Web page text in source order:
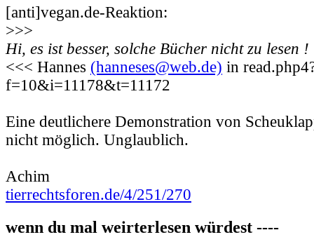
[anti]vegan.de-Reaktion:
>>>
Hi, es ist besser, solche Bücher nicht zu lesen !
<<< Hannes (hanneses@web.de) in
f=10&i=11178&t=11172
Eine deutlichere Demonstration von
nicht möglich. Unglaublich.
Achim
tierrechtsforen.de/4/251/270
wenn du mal weirterlesen würdest ----